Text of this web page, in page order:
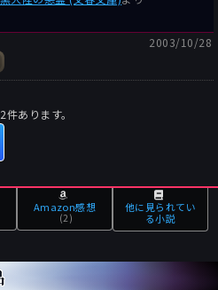
2003/10/28
2件あります。
Amazon感想
(2)
他に見られてい
る小説